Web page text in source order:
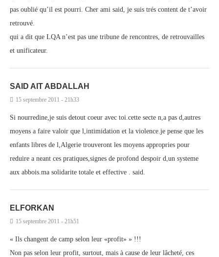
pas oublié qu’il est pourri. Cher ami said, je suis trés content de t’avoir
retrouvé.
qui a dit que LQA n’est pas une tribune de rencontres, de retrouvailles
et unificateur.
SAID AIT ABDALLAH
15 septembre 2011 - 21h33
Si nourredine,je suis detout coeur avec toi.cette secte n,a pas d,autres
moyens a faire valoir que l,intimidation et la violence.je pense que les
enfants libres de l,Algerie trouveront les moyens appropries pour
reduire a neant ces pratiques,signes de profond despoir d,un systeme
aux abbois.ma solidarite totale et effective . said.
ELFORKAN
15 septembre 2011 - 21h51
« Ils changent de camp selon leur «profit» » !!!
Non pas selon leur profit, surtout, mais à cause de leur lâcheté, ces